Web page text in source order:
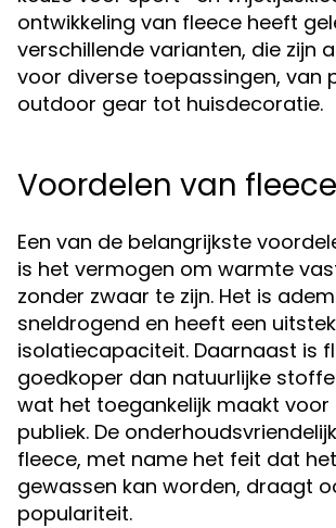
ontwikkeling van fleece heeft
verschillende varianten, die zijn
voor diverse toepassingen, van
outdoor gear tot huisdecoratie.
Voordelen van fleece
Een van de belangrijkste
is het vermogen om warmte
zonder zwaar te zijn. Het is
sneldrogend en heeft een
isolatiecapaciteit. Daarnaast is
goedkoper dan natuurlijke
wat het toegankelijk maakt voor
publiek. De
fleece, met name het feit dat
gewassen kan worden, draagt
populariteit.